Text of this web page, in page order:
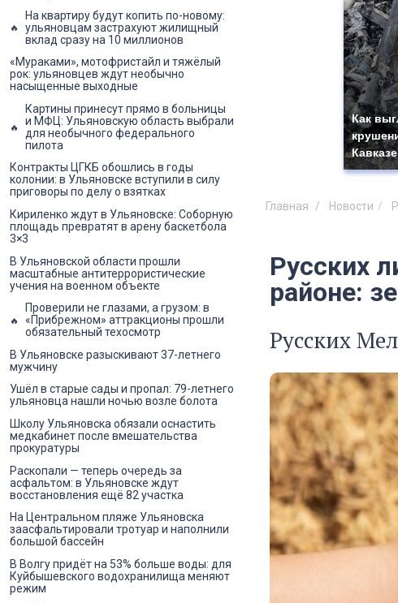
Как
Главная Новости
Русских
районе:
Русских
На квартиру будут копить по-новому:
ульяновцам застрахуют жилищный
вклад сразу на 10 миллионов
«Мураками», мотофристайл и тяжёлый
рок: ульяновцев ждут необычно
насыщенные выходные
Картины принесут прямо в больницы
и МФЦ: Ульяновскую область выбрали
для необычного федерального
пилота
Контракты ЦГКБ обошлись в годы
колонии: в Ульяновске вступили в силу
приговоры по делу о взятках
Кириленко ждут в Ульяновске: Соборную
площадь превратят в арену баскетбола
3×3
В Ульяновской области прошли
масштабные антитеррористические
учения на военном объекте
Проверили не глазами, а грузом: в
«Прибрежном» аттракционы прошли
обязательный техосмотр
В Ульяновске разыскивают 37-летнего
мужчину
Ушёл в старые сады и пропал: 79-летнего
ульяновца нашли ночью возле болота
Школу Ульяновска обязали оснастить
медкабинет после вмешательства
прокуратуры
Раскопали — теперь очередь за
асфальтом: в Ульяновске ждут
восстановления ещё 82 участка
На Центральном пляже Ульяновска
заасфальтировали тротуар и наполнили
большой бассейн
В Волгу придёт на 53% больше воды: для
Куйбышевского водохранилища меняют
режим